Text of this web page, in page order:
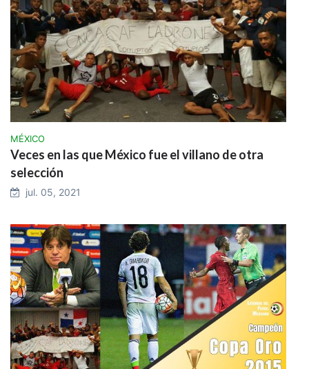
MÉXICO
Veces en las que México fue el villano de otra
selección
jul. 05, 2021